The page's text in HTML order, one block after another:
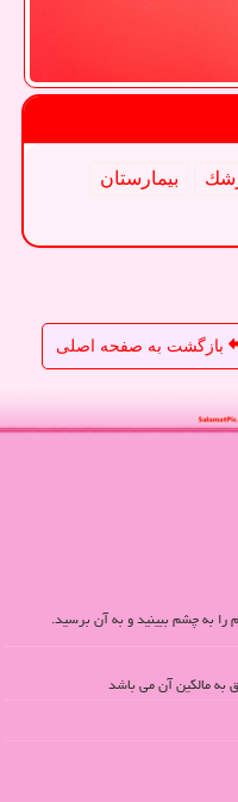
بیمارستان
بازگشت به صفحه اصلی
را به چشم ببینید و به آن برسید.